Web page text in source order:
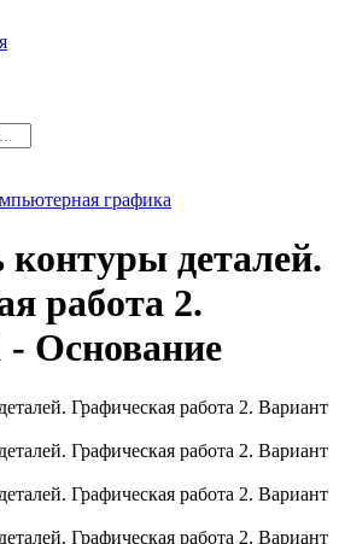
графика
деталей.
работа 2.
- Основание